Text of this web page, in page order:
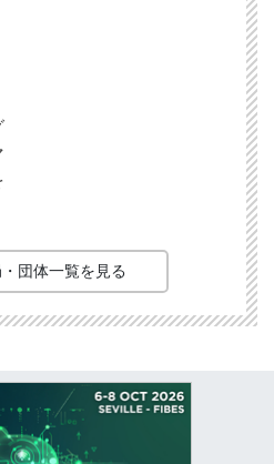
団体一覧を見る